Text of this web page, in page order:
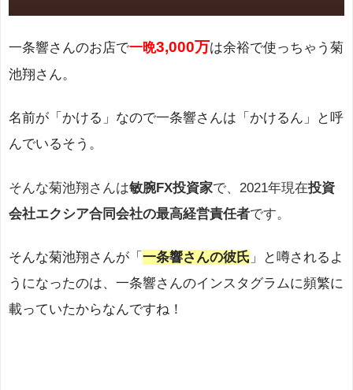
一条響さんのお店で一晩3,000万は余裕で使っちゃう菊
池翔さん。
名前が「かける」なので一条響さんは「かけるん」と呼
んでいるそう。
そんな菊池翔さんは敏腕FX投資家で、2021年現在投資
会社エクシア合同会社の最高経営責任者です。
そんな菊池翔さんが「 一条響さんの彼氏 」と噂されるよ
うになったのは、一条響さんのインスタグラムに頻繁に
載っていたからなんですね！